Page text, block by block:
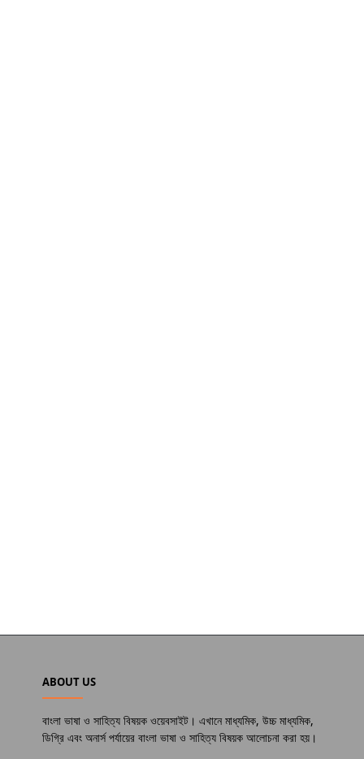
ABOUT US
বাংলা ভাষা ও সাহিত্য বিষয়ক ওয়েবসাইট। এখানে মাধ্যমিক, উচ্চ মাধ্যমিক,
ডিগ্রি এবং অনার্স পর্যায়ের বাংলা ভাষা ও সাহিত্য বিষয়ক আলোচনা করা হয়।